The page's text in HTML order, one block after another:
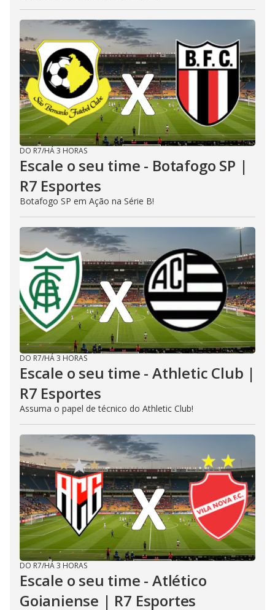
DO R7/HÁ 3 HORAS
Escale o seu time - Botafogo SP |
R7 Esportes
Botafogo SP em Ação na Série B!
DO R7/HÁ 3 HORAS
Escale o seu time - Athletic Club |
R7 Esportes
Assuma o papel de técnico do Athletic Club!
DO R7/HÁ 3 HORAS
Escale o seu time - Atlético
Goianiense | R7 Esportes